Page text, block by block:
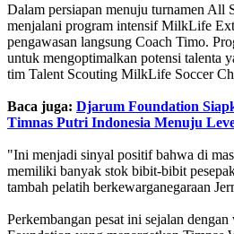
Dalam persiapan menuju turnamen All
menjalani program intensif MilkLife
pengawasan langsung Coach Timo.
untuk mengoptimalkan potensi talenta
tim Talent Scouting MilkLife Soccer
Baca juga: Djarum Foundation
Timnas Putri Indonesia Menuju
"Ini menjadi sinyal positif bahwa di
memiliki banyak stok bibit-bibit
tambah pelatih berkewarganegaraan
Perkembangan pesat ini sejalan